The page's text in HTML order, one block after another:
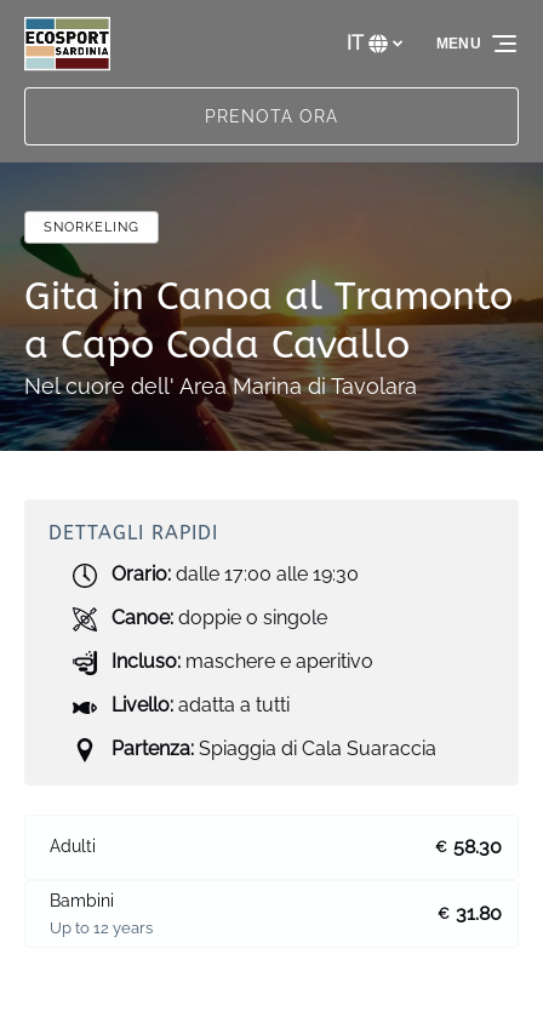
Vai alla navigazione principale
Vai al contenuto
Vai al piè di pagina
la
lingua
IT
PRENOTA ORA
MENU
SNORKELING
Gita in Canoa al Tramonto
a Capo Coda Cavallo
Nel cuore dell' Area Marina di Tavolara
DETTAGLI RAPIDI
Orario: dalle 17:00 alle 19:30
Canoe: doppie o singole
Incluso: maschere e aperitivo
Livello: adatta a tutti
Partenza: Spiaggia di Cala Suaraccia
Adulti € 58.30
Bambini
Up to 12 years
€ 31.80